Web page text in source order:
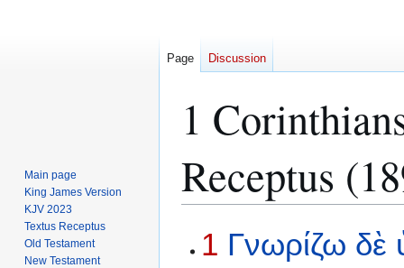
1
Receptus
toto
1 Γνωρίζω δὲ
Page Discussion
Main page
King James Version
KJV 2023
Textus Receptus
Old Testament
New Testament